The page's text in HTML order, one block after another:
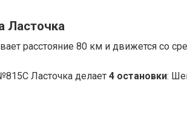
Ласточка
расстояние 80 км и движется со
Ласточка делает 4 остановки: